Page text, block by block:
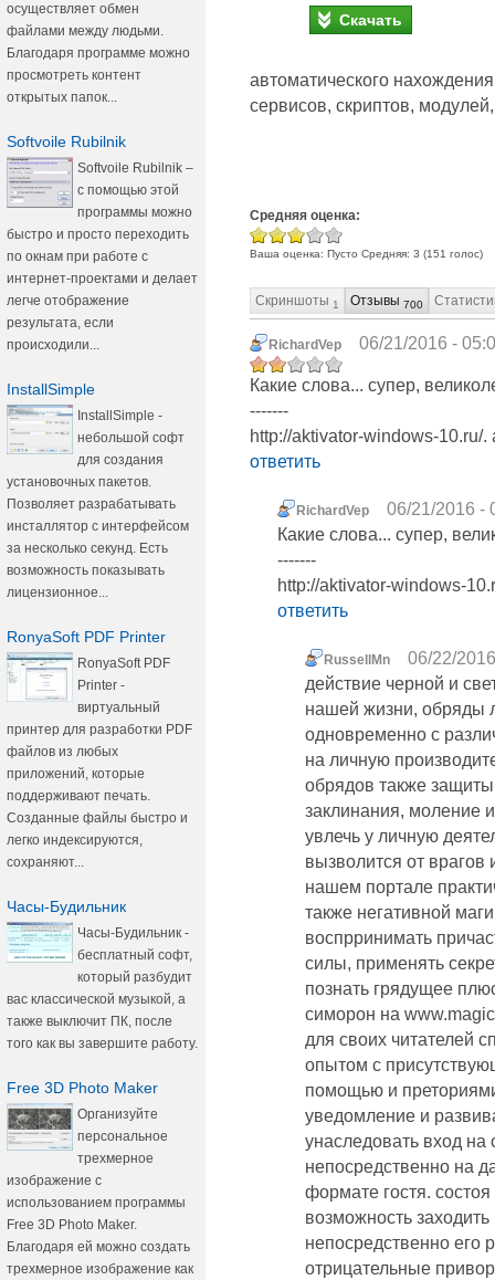
осуществляет обмен
файлами между людьми.
Благодаря программе можно
просмотреть контент
открытых папок...
Softvoile Rubilnik
Softvoile Rubilnik –
с помощью этой
программы можно
быстро и просто переходить
по окнам при работе с
интернет-проектами и делает
легче отображение
результата, если
происходили...
InstallSimple
InstallSimple -
небольшой софт
для создания
установочных пакетов.
Позволяет разрабатывать
инсталлятор с интерфейсом
за несколько секунд. Есть
возможность показывать
лицензионное...
RonyaSoft PDF Printer
RonyaSoft PDF
Printer -
виртуальный
принтер для разработки PDF
файлов из любых
приложений, которые
поддерживают печать.
Созданные файлы быстро и
легко индексируются,
сохраняют...
Часы-Будильник
Часы-Будильник -
бесплатный софт,
который разбудит
вас классической музыкой, а
также выключит ПК, после
того как вы завершите работу.
Free 3D Photo Maker
Организуйте
персональное
трехмерное
изображение с
использованием программы
Free 3D Photo Maker.
Благодаря ей можно создать
трехмерное изображение как
Скачать
автоматического
сервисов, скриптов,
Средняя оценка:
Ваша оценка: Пусто Средняя: 3 (151 голос)
Скриншоты 1 Отзывы 700
RichardVep 06/21/2016 -
Какие слова... супер,
-------
http://aktivator-windows-10.ru/.
ответить
RichardVep
06/21/2016 -
Какие слова... супер,
-------
http://aktivator-windows-
ответить
RussellMn
06/22/
действие черной и
нашей жизни, обряды
одновременно с
на личную
обрядов также
заклинания, моление
увлечь у личную
вызволится от врагов
нашем портале
также негативной
воспрринимать
силы, применять
познать грядущее
симорон на
для своих читателей
опытом с
помощью и
уведомление и
унаследовать вход на
непосредственно на
формате гостя.
возможность
непосредственно его
отрицательные